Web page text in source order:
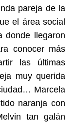
pareja de la
el área social
donde llegaron
conocer más
las últimas
muy querida
Marcela
naranja con
tan galán